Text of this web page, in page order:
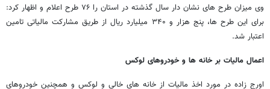
وی میزان طرح های نشان دار سال گذشته در استان را ۷۶ طرح اعلام و اظهار کرد:
برای این طرح ها، پنج هزار و ۳۴۰ میلیارد ریال از طریق مشارکت مالیاتی تامین
اعتبار شد.
اعمال مالیات بر خانه ها و خودروهای لوکس
اورج زاده در مورد اخذ مالیات از خانه های خالی و لوکس و همچنین خودروهای